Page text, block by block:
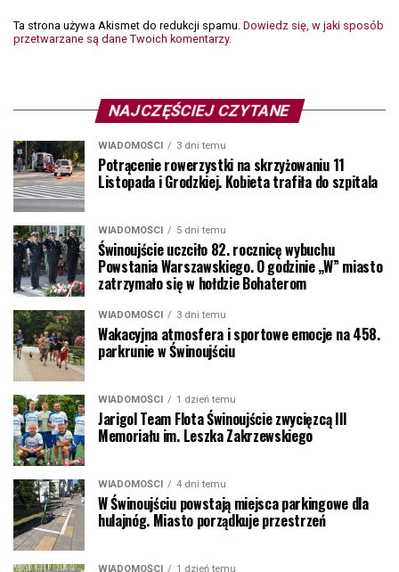
Ta strona używa Akismet do redukcji spamu. Dowiedz się, w jaki sposób
przetwarzane są dane Twoich komentarzy.
NAJCZĘŚCIEJ CZYTANE
WIADOMOŚCI 3 dni temu
Potrącenie rowerzystki na skrzyżowaniu 11
Listopada i Grodzkiej. Kobieta trafiła do szpitala
WIADOMOŚCI 5 dni temu
Świnoujście uczciło 82. rocznicę wybuchu
Powstania Warszawskiego. O godzinie „W” miasto
zatrzymało się w hołdzie Bohaterom
WIADOMOŚCI 3 dni temu
Wakacyjna atmosfera i sportowe emocje na 458.
parkrunie w Świnoujściu
WIADOMOŚCI 1 dzień temu
Jarigol Team Flota Świnoujście zwycięzcą III
Memoriału im. Leszka Zakrzewskiego
WIADOMOŚCI 4 dni temu
W Świnoujściu powstają miejsca parkingowe dla
hulajnóg. Miasto porządkuje przestrzeń
WIADOMOŚCI 1 dzień temu